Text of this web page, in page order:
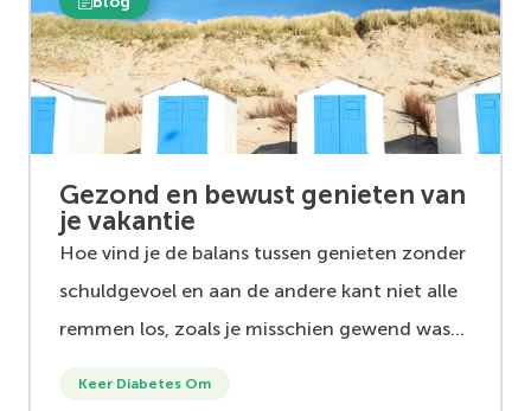
Gezond en bewust genieten van
je vakantie
Hoe vind je de balans tussen genieten zonder
schuldgevoel en aan de andere kant niet alle
remmen los, zoals je misschien gewend was?
Keer Diabetes Om